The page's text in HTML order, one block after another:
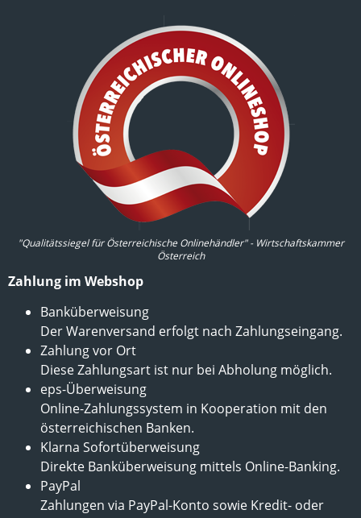
"Qualitätssiegel für Österreichische Onlinehändler" - Wirtschaftskammer
Österreich
Zahlung im Webshop
Banküberweisung
Der Warenversand erfolgt nach Zahlungseingang.
Zahlung vor Ort
Diese Zahlungsart ist nur bei Abholung möglich.
eps-Überweisung
Online-Zahlungssystem in Kooperation mit den
österreichischen Banken.
Klarna Sofortüberweisung
Direkte Banküberweisung mittels Online-Banking.
PayPal
Zahlungen via PayPal-Konto sowie Kredit- oder